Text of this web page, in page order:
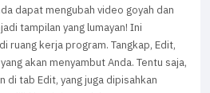
dapat mengubah video goyah dan
tampilan yang lumayan! Ini
ruang kerja program. Tangkap, Edit,
akan menyambut Anda. Tentu saja,
di tab Edit, yang juga dipisahkan